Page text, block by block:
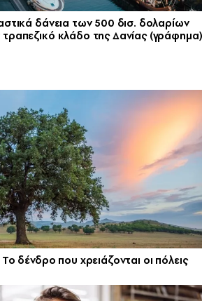
δάνεια των 500 δισ. δολαρίων
κλάδο της Δανίας (γράφημα)
δένδρο που χρειάζονται οι πόλεις